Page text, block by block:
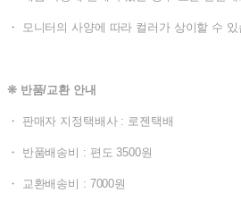
・ 모니터의 사양에 따라 컬러가 상이할 수 있
❊ 반품/교환 안내
・ 판매자 지정택배사 : 로젠택배
・ 반품배송비 : 편도 3500원
・ 교환배송비 : 7000원